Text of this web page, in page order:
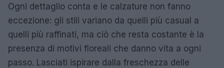
Ogni dettaglio conta e le calzature non fanno
eccezione: gli stili variano da quelli più casual a
quelli più raffinati, ma ciò che resta costante è la
presenza di motivi floreali che danno vita a ogni
passo. Lasciati ispirare dalla freschezza delle